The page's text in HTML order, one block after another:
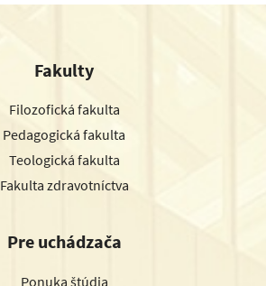
Fakulty
Filozofická fakulta
Pedagogická fakulta
Teologická fakulta
Fakulta zdravotníctva
Pre uchádzača
Ponuka štúdia